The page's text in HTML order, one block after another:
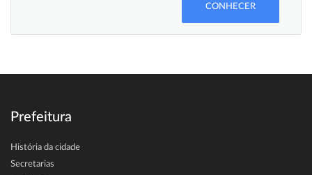
CONHECER
Prefeitura
História da cidade
Secretarias